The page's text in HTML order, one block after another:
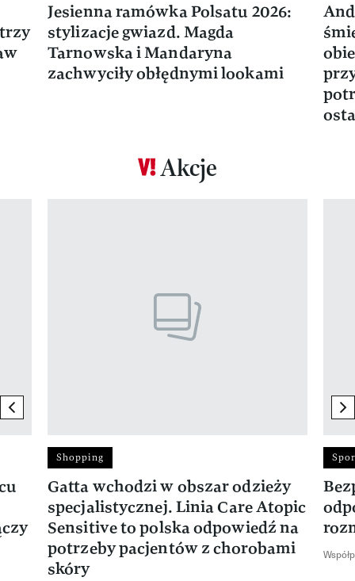
Jesienna ramówka Polsatu 2026:
stylizacje gwiazd. Magda
Tarnowska i Mandaryna
zachwyciły obłędnymi lookami
Akcje
previous element
Shopping
Gatta wchodzi w obszar odzieży
specjalistycznej. Linia Care Atopic
Sensitive to polska odpowiedź na
potrzeby pacjentów z chorobami
skóry